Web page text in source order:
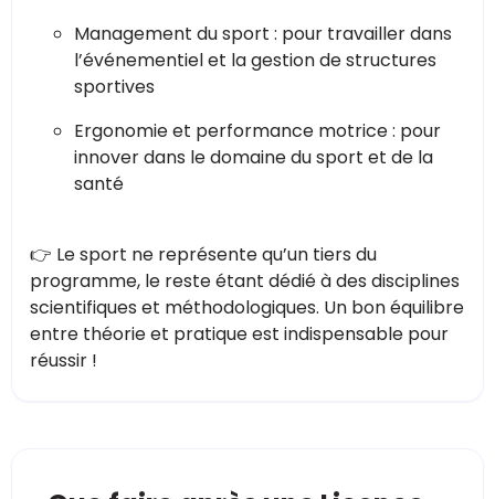
Management du sport : pour travailler dans
l’événementiel et la gestion de structures
sportives
Ergonomie et performance motrice : pour
innover dans le domaine du sport et de la
santé
👉 Le sport ne représente qu’un tiers du
programme, le reste étant dédié à des disciplines
scientifiques et méthodologiques. Un bon équilibre
entre théorie et pratique est indispensable pour
réussir !